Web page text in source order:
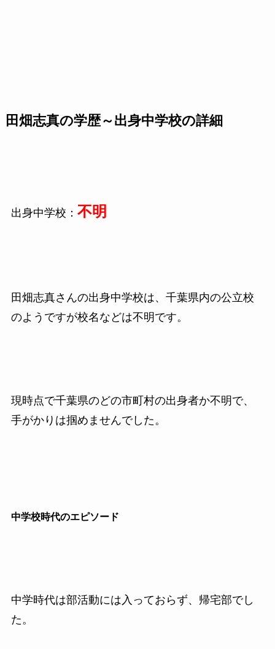
田畑志真の学歴～出身中学校の詳細
出身中学校： 不明
田畑志真さんの出身中学校は、千葉県内の公立校
のようですが校名などは不明です。
現時点で千葉県のどの市町村の出身者か不明で、
手がかりは掴めませんでした。
中学校時代のエピソード
中学時代は部活動には入っておらず、帰宅部でし
た。